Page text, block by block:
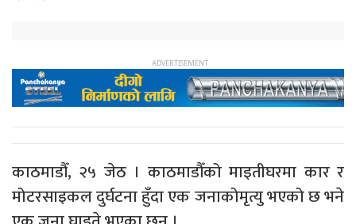
काठमाडौँ, २५ जेठ । काठमाडौँको माइतीघरमा कार र
मोटरसाइकल दुर्घटना हुँदा एक जनाकोमृत्यु भएको छ भने